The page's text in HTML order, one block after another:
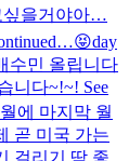
싶을거야아…
day
수민 올립니다
니다~!~! See
에 마지막 월
곧 미국 가는
걸리기 딱 좋